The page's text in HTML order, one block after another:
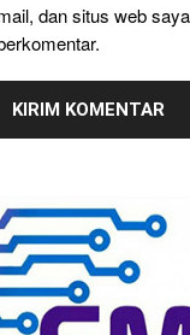
dan situs web